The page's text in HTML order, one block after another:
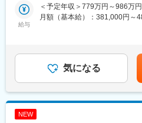
込めます。
■企業の特徴/魅力：
石川県を中心に注文住宅や店
夢も実現できる会社です。
■採用背景：
■仕事内容
中古の戸建てやマンションを
給与
＜予定年収＞779万円～986万
月額（基本給）：381,000円～
業手当＞有＜給与補足＞■固定
割り増し分が支払われます。■
年2回（1月・7月）■役職手当
までも目安の金額であり、選考
す。月給(月額)は固定手当を含
気になる
NEW